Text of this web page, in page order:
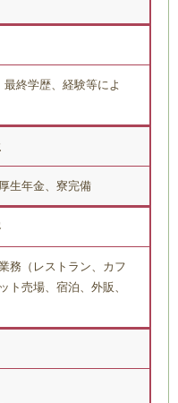
終学歴、経験等によ
生年金、寮完備
務（レストラン、カフ
ト売場、宿泊、外販、